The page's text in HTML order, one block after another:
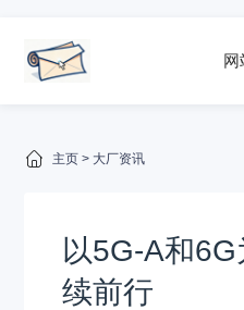
网
主页 > 大厂资讯
以5G-A和
续前行